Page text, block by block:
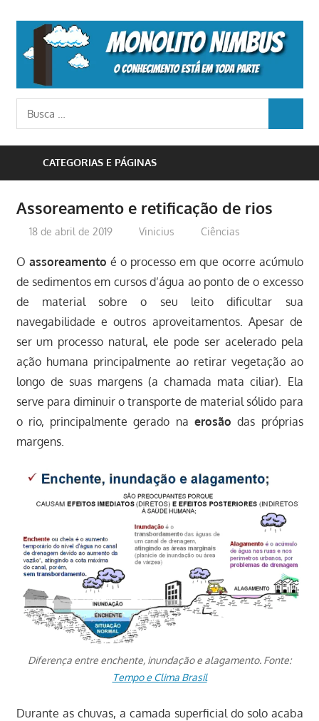
content
o
conhecimento
Busca
para:
CATEGORIAS E PÁGINAS
Assoreamento e retificação de rios
18 de abril de 2019 Vinicius Ciências
O assoreamento é o processo em que ocorre acúmulo
de sedimentos em cursos d’água ao ponto de o excesso
de material sobre o seu leito dificultar sua
navegabilidade e outros aproveitamentos. Apesar de
ser um processo natural, ele pode ser acelerado pela
ação humana principalmente ao retirar vegetação ao
longo de suas margens (a chamada mata ciliar). Ela
serve para diminuir o transporte de material sólido para
o rio, principalmente gerado na erosão das próprias
margens.
Diferença entre enchente, inundação e alagamento. Fonte:
Tempo e Clima Brasil
Durante as chuvas, a camada superficial do solo acaba